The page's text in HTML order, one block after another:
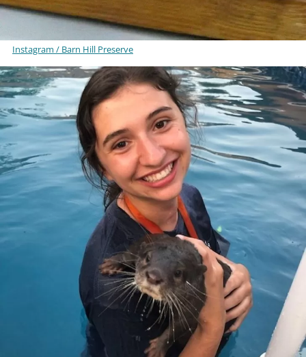
Instagram / Barn Hill Preserve